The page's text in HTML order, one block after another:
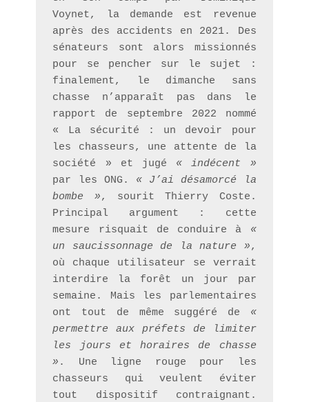
Voynet, la demande est revenue
après des accidents en 2021. Des
sénateurs sont alors missionnés
pour se pencher sur le sujet :
finalement, le dimanche sans
chasse n’apparaît pas dans le
rapport de septembre 2022 nommé
« La sécurité : un devoir pour
les chasseurs, une attente de la
société » et jugé « indécent »
par les ONG. « J’ai désamorcé la
bombe », sourit Thierry Coste.
Principal argument : cette
mesure risquait de conduire à «
un saucissonnage de la nature »,
où chaque utilisateur se verrait
interdire la forêt un jour par
semaine. Mais les parlementaires
ont tout de même suggéré de «
permettre aux préfets de limiter
les jours et horaires de chasse
» . Une ligne rouge pour les
chasseurs qui veulent éviter
tout dispositif contraignant.